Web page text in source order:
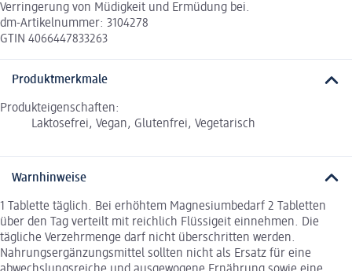
Verringerung von Müdigkeit und Ermüdung bei.
dm-Artikelnummer: 3104278
GTIN 4066447833263
Produktmerkmale
Produkteigenschaften:
Laktosefrei, Vegan, Glutenfrei, Vegetarisch
Warnhinweise
1 Tablette täglich. Bei erhöhtem Magnesiumbedarf 2 Tabletten
über den Tag verteilt mit reichlich Flüssigeit einnehmen. Die
tägliche Verzehrmenge darf nicht überschritten werden.
Nahrungsergänzungsmittel sollten nicht als Ersatz für eine